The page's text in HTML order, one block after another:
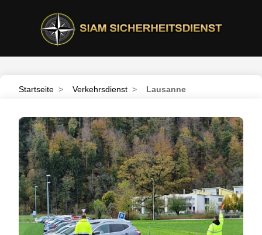
Startseite > Verkehrsdienst > Lausanne